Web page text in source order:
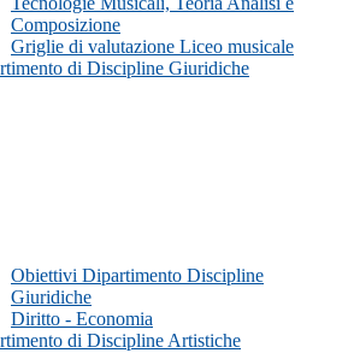
Composizione
Griglie di valutazione Liceo musicale
di Discipline Giuridiche
Obiettivi Dipartimento Discipline
Giuridiche
Diritto - Economia
di Discipline Artistiche